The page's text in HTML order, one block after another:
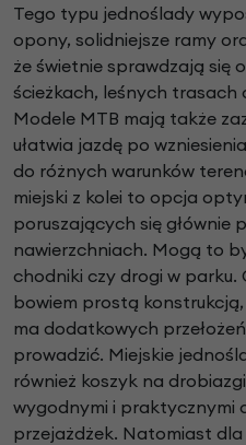
Tego typu jednoślady
opony, solidniejsze ramy
że świetnie sprawdzają się
ścieżkach, leśnych
Modele MTB mają także
ułatwia jazdę po
do różnych warunków
miejski z kolei to opcja
poruszających się głównie
nawierzchniach. Mogą to
chodniki czy drogi w parku.
bowiem prostą
ma dodatkowych
prowadzić. Miejskie
również koszyk na
wygodnymi i praktycznymi
przejażdżek. Natomiast